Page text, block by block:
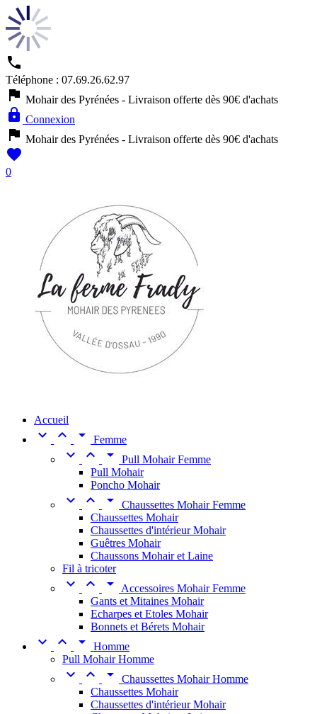

Téléphone : 07.69.26.62.97
 Mohair des Pyrénées - Livraison offerte dès 90€ d'achats
 Connexion
 Mohair des Pyrénées - Livraison offerte dès 90€ d'achats

0
Accueil
   Femme
  
Pull Mohair Femme
Pull Mohair
Poncho Mohair
  
Chaussettes Mohair Femme
Chaussettes Mohair
Chaussettes d'intérieur Mohair
Guêtres Mohair
Chaussons Mohair et Laine
Fil à tricoter
  
Accessoires Mohair Femme
Gants et Mitaines Mohair
Echarpes et Etoles Mohair
Bonnets et Bérets Mohair
  
Homme
Pull Mohair Homme
  
Chaussettes Mohair Homme
Chaussettes Mohair
Chaussettes d'intérieur Mohair